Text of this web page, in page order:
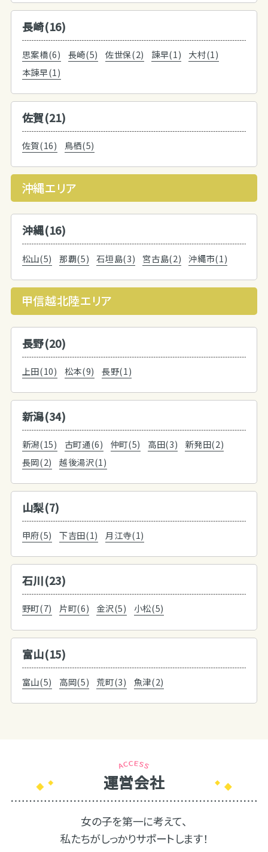
長崎(16)
思案橋(6) 長崎(5) 佐世保(2) 諫早(1)
大村(1)
本諫早(1)
佐賀(21)
佐賀(16) 鳥栖(5)
沖縄エリア
沖縄(16)
松山(5) 那覇(5) 石垣島(3) 宮古島(2) 沖縄市(1)
甲信越北陸エリア
長野(20)
上田(10) 松本(9) 長野(1)
新潟(34)
新潟(15) 古町通(6) 仲町(5) 高田(3)
新発田(2)
長岡(2)
越後湯沢(1)
山梨(7)
甲府(5) 下吉田(1) 月江寺(1)
石川(23)
野町(7) 片町(6) 金沢(5) 小松(5)
富山(15)
富山(5) 高岡(5) 荒町(3) 魚津(2)
運営会社
女の子を第一に考えて、
私たちがしっかりサポートします！